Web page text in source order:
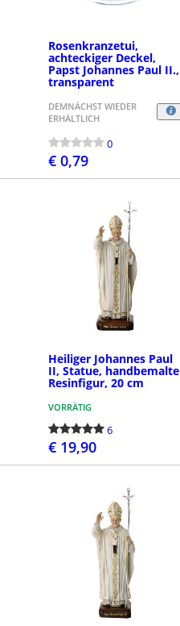
Rosenkranzetui,
achteckiger Deckel,
Papst Johannes Paul II.,
transparent
DEMNÄCHST WIEDER
ERHÄLTLICH
0
€ 0,79
Heiliger Johannes Paul
II, Statue, handbemalte
Resinfigur, 20 cm
VORRÄTIG
6
€ 19,90